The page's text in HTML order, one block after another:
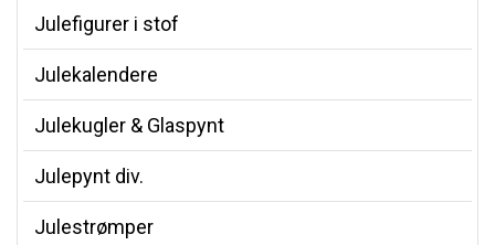
Julefigurer i stof
Julekalendere
Julekugler & Glaspynt
Julepynt div.
Julestrømper